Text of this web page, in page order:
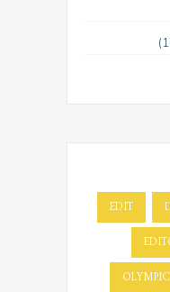
EDIT